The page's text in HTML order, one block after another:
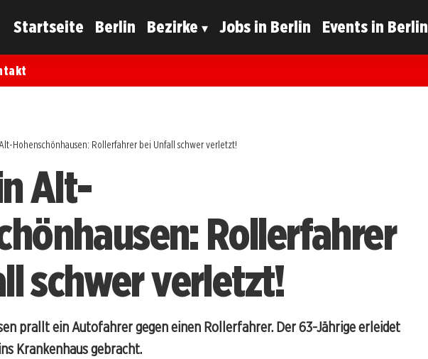
Startseite Berlin Bezirke Jobs in Berlin Events in Berlin
Hohenschönhausen: Rollerfahrer bei Unfall schwer verletzt!
Alt-
Rollerfahrer
schwer verletzt!
prallt ein Autofahrer gegen einen Rollerfahrer. Der 63-Jährige erleidet
Krankenhaus gebracht.